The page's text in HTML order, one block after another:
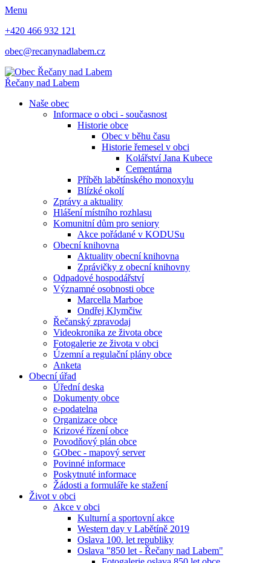
Menu
+420 466 932 121
obec@recanynadlabem.cz
Řečany nad Labem
Naše obec
Informace o obci - současnost
Historie obce
Obec v běhu času
Historie řemesel v obci
Kolářství Jana Kubece
Cementárna
Příběh labětínského monoxylu
Blízké okolí
Zprávy a aktuality
Hlášení místního rozhlasu
Komunitní dům pro seniory
Akce pořádané v KODUSu
Obecní knihovna
Aktuality obecní knihovna
Zprávičky z obecní knihovny
Odpadové hospodářství
Významné osobnosti obce
Marcella Marboe
Ondřej Klymčiw
Řečanský zpravodaj
Videokronika ze života obce
Fotogalerie ze života v obci
Územní a regulační plány obce
Anketa
Obecní úřad
Úřední deska
Dokumenty obce
e-podatelna
Organizace obce
Krizové řízení obce
Povodňový plán obce
GObec - mapový server
Povinné informace
Poskytnuté informace
Žádosti a formuláře ke stažení
Život v obci
Akce v obci
Kulturní a sportovní akce
Western day v Labětíně 2019
Oslava 100. let republiky
Oslava "850 let - Řečany nad Labem"